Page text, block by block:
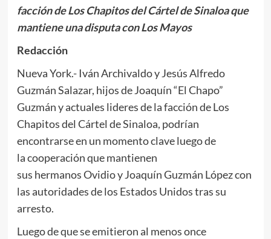
facción de Los Chapitos del Cártel de Sinaloa que
mantiene una disputa con Los Mayos
Redacción
Nueva York.- Iván Archivaldo y Jesús Alfredo
Guzmán Salazar, hijos de Joaquín “El Chapo”
Guzmán y actuales lideres de la facción de Los
Chapitos del Cártel de Sinaloa, podrían
encontrarse en un momento clave luego de
la cooperación que mantienen
sus hermanos Ovidio y Joaquín Guzmán López con
las autoridades de los Estados Unidos tras su
arresto.
Luego de que se emitieron al menos once